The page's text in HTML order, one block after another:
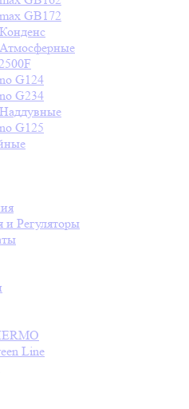
GB172
G124
G234
G125
и Регуляторы
Line